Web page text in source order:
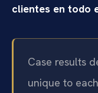
clientes en todo
Case results
unique to